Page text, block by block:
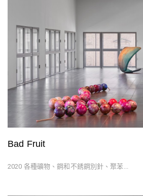
Bad Fruit
2020 各種礦物、鋼和不銹鋼別針、聚苯...